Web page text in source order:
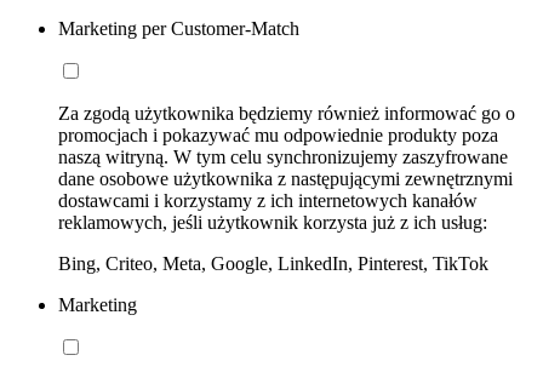
Marketing per Customer-Match
Za zgodą użytkownika będziemy również informować go o
promocjach i pokazywać mu odpowiednie produkty poza
naszą witryną. W tym celu synchronizujemy zaszyfrowane
dane osobowe użytkownika z następującymi zewnętrznymi
dostawcami i korzystamy z ich internetowych kanałów
reklamowych, jeśli użytkownik korzysta już z ich usług:
Bing, Criteo, Meta, Google, LinkedIn, Pinterest, TikTok
Marketing